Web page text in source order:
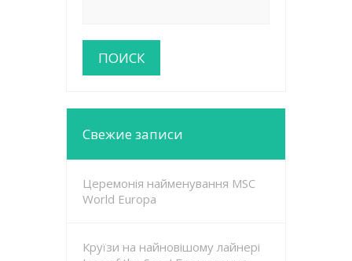
Свежие записи
Церемонія найменування MSC
World Europa
Круїзи на найновішому лайнері